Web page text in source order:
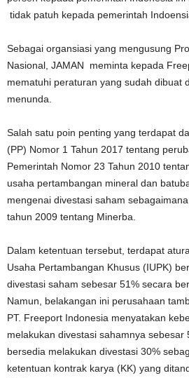
tidak patuh kepada pemerintah
Sebagai organsiasi yang mengusung
Nasional, JAMAN meminta kepada
mematuhi peraturan yang sudah dibuat
menunda.
Salah satu poin penting yang terdapat
(PP) Nomor 1 Tahun 2017 tentang
Pemerintah Nomor 23 Tahun 2010
usaha pertambangan mineral dan
mengenai divestasi saham
tahun 2009 tentang Minerba.
Dalam ketentuan tersebut, terdapat
Usaha Pertambangan Khusus (IUPK)
divestasi saham sebesar 51% secara
Namun, belakangan ini perusahaan
PT. Freeport Indonesia menyatakan
melakukan divestasi sahamnya sebesar
bersedia melakukan divestasi 30%
ketentuan kontrak karya (KK) yang